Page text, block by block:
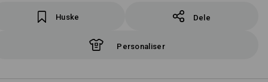
Huske Dele
Personaliser